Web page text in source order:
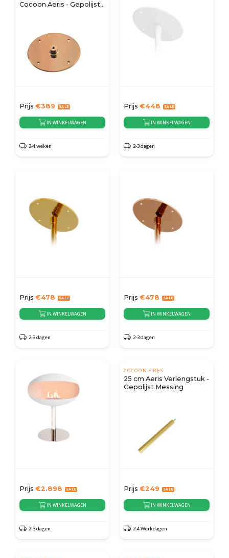
Cocoon Aeris - Gepolijst
Prijs €389
IN WINKELWAGEN
2-4 weken
Prijs €448
IN WINKELWAGEN
2-3 dagen
Prijs €478
IN WINKELWAGEN
2-3 dagen
Prijs €478
IN WINKELWAGEN
2-3 dagen
Prijs €2.898
IN WINKELWAGEN
2-3 dagen
COCOON FIRES
25 cm Aeris Verlengstuk -
Gepolijst Messing
Prijs €249
IN WINKELWAGEN
2-4 Werkdagen